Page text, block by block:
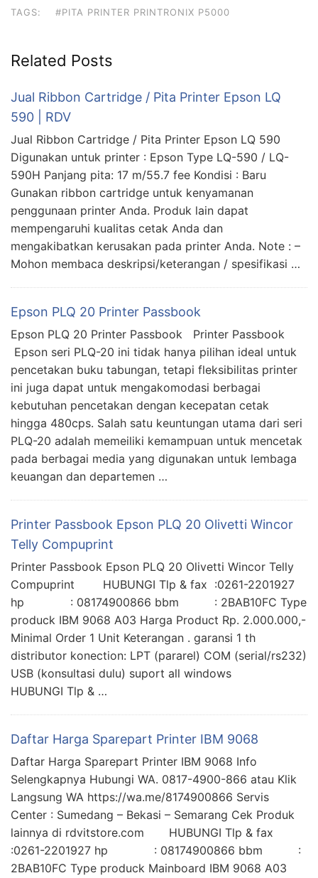
TAGS: #PITA PRINTER PRINTRONIX P5000
Related Posts
Jual Ribbon Cartridge / Pita Printer Epson LQ
590 | RDV
Jual Ribbon Cartridge / Pita Printer Epson LQ 590
Digunakan untuk printer : Epson Type LQ-590 / LQ-
590H Panjang pita: 17 m/55.7 fee Kondisi : Baru
Gunakan ribbon cartridge untuk kenyamanan
penggunaan printer Anda. Produk lain dapat
mempengaruhi kualitas cetak Anda dan
mengakibatkan kerusakan pada printer Anda. Note : –
Mohon membaca deskripsi/keterangan / spesifikasi …
Epson PLQ 20 Printer Passbook
Epson PLQ 20 Printer Passbook Printer Passbook
Epson seri PLQ-20 ini tidak hanya pilihan ideal untuk
pencetakan buku tabungan, tetapi fleksibilitas printer
ini juga dapat untuk mengakomodasi berbagai
kebutuhan pencetakan dengan kecepatan cetak
hingga 480cps. Salah satu keuntungan utama dari seri
PLQ-20 adalah memeiliki kemampuan untuk mencetak
pada berbagai media yang digunakan untuk lembaga
keuangan dan departemen …
Printer Passbook Epson PLQ 20 Olivetti Wincor
Telly Compuprint
Printer Passbook Epson PLQ 20 Olivetti Wincor Telly
Compuprint HUBUNGI Tlp & fax :0261-2201927
hp : 08174900866 bbm : 2BAB10FC Type
produck IBM 9068 A03 Harga Product Rp. 2.000.000,-
Minimal Order 1 Unit Keterangan . garansi 1 th
distributor konection: LPT (pararel) COM (serial/rs232)
USB (konsultasi dulu) suport all windows
HUBUNGI Tlp & …
Daftar Harga Sparepart Printer IBM 9068
Daftar Harga Sparepart Printer IBM 9068 Info
Selengkapnya Hubungi WA. 0817-4900-866 atau Klik
Langsung WA https://wa.me/8174900866 Servis
Center : Sumedang – Bekasi – Semarang Cek Produk
lainnya di rdvitstore.com HUBUNGI Tlp & fax
:0261-2201927 hp : 08174900866 bbm :
2BAB10FC Type produck Mainboard IBM 9068 A03